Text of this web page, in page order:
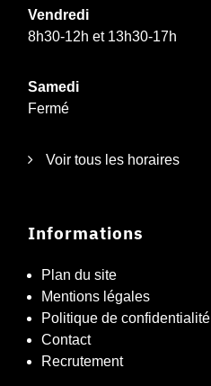
Vendredi
8h30-12h et 13h30-17h
Samedi
Fermé
Voir tous les horaires
Informations
Plan du site
Mentions légales
Politique de confidentialité
Contact
Recrutement